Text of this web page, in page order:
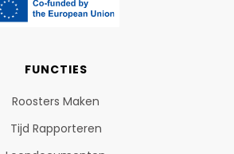
FUNCTIES
Roosters Maken
Tijd Rapporteren